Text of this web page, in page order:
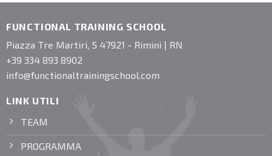
FUNCTIONAL TRAINING SCHOOL
Piazza Tre Martiri, 5 47921 - Rimini | RN
+39 334 893 8902
info@functionaltrainingschool.com
LINK UTILI
TEAM
PROGRAMMA